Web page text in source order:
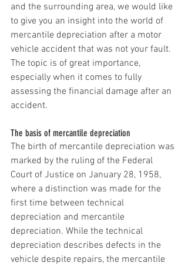
and the surrounding area, we would like
to give you an insight into the world of
mercantile depreciation after a motor
vehicle accident that was not your fault.
The topic is of great importance,
especially when it comes to fully
assessing the financial damage after an
accident.
The basis of mercantile depreciation
The birth of mercantile depreciation was
marked by the ruling of the Federal
Court of Justice on January 28, 1958,
where a distinction was made for the
first time between technical
depreciation and mercantile
depreciation. While the technical
depreciation describes defects in the
vehicle despite repairs, the mercantile